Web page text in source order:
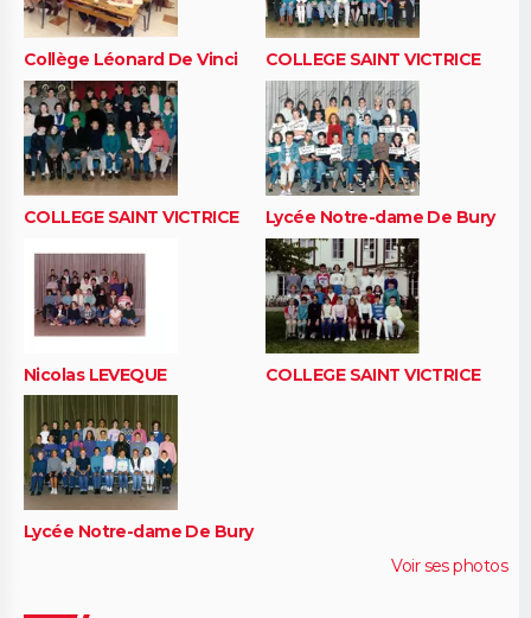
Collège Léonard De Vinci COLLEGE SAINT VICTRICE
COLLEGE SAINT VICTRICE Lycée Notre-dame De Bury
Nicolas LEVEQUE COLLEGE SAINT VICTRICE
Lycée Notre-dame De Bury
Voir ses photos